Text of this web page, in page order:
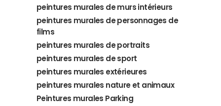
peintures murales de murs intérieurs
peintures murales de personnages de
films
peintures murales de portraits
peintures murales de sport
peintures murales extérieures
peintures murales nature et animaux
Peintures murales Parking